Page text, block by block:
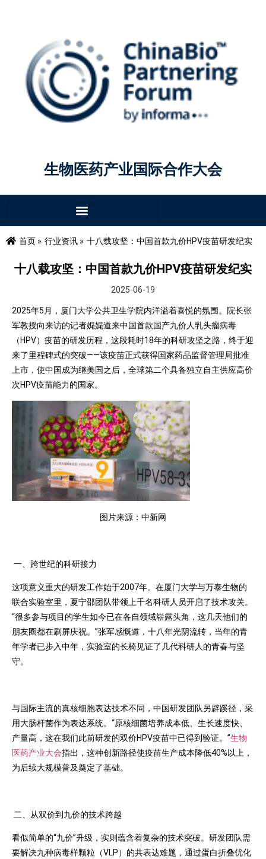
生物医药产业国际合作大会
首页 » 行业资讯 » 十八载攻坚：中国首款九价HPV疫苗研发纪实
十八载攻坚：中国首款九价HPV疫苗研发纪实
2025-06-19
2025年5月，厦门大学公共卫生学院内洋溢着喜悦的氛围。院长张
军教授向来访的记者娓娓道来中国首款国产九价人乳头瘤病毒
（HPV）疫苗的研发历程，这段耗时18年的科研攻坚之路，终于迎
来了里程碑式的突破——该疫苗正式获得国家药品监督管理局批准
上市，使中国成为继美国之后，全球第二个具备独立自主供应高价
次HPV疫苗能力的国家。
图片来源：中新网
一、跨世纪的科研接力
这项意义重大的研发工作始于2007年。在厦门大学与万泰生物的
联合实验室里，夏宁邵团队带领上千名科研人员开启了技术攻关。
“很多参与项目的学生如今已在各自领域崭露头角，这几天他们的
朋友圈都在刷屏庆祝。”张军感慨道，十八年光阴流转，当年的青
年学者已步入中年，实验室的长椅见证了几代科研人的青春与坚
守。
与国际主流的真核细胞表达技术不同，中国研发团队另辟蹊径，采
用大肠杆菌作为表达系统。“原核细菌培养成本低、生长速度快、
产量高，这在我们此前研发的双价HPV疫苗中已得到验证。”生物
医药产业大会指出，这种创新路径使疫苗生产成本降低40%以上，
为后续大规模普及奠定了基础。
二、从双价到九价的技术跨越
看似简单的“九价”升级，实则蕴含着复杂的技术突破。研发团队需
要解决九种病毒样颗粒（VLP）的共表达难题，通过蛋白折叠优化